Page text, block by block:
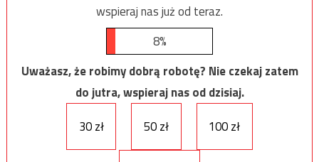
wspieraj nas już od teraz.
8%
Uważasz, że robimy dobrą robotę? Nie czekaj zatem
do jutra, wspieraj nas od dzisiaj.
30 zł
50 zł 100 zł